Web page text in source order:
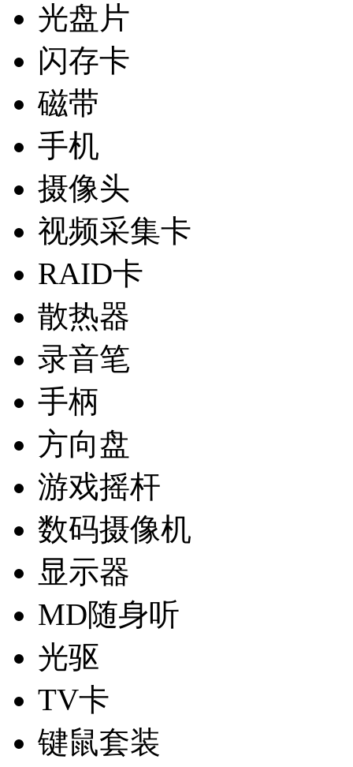
光盘片
闪存卡
磁带
手机
摄像头
视频采集卡
RAID卡
散热器
录音笔
手柄
方向盘
游戏摇杆
数码摄像机
显示器
MD随身听
光驱
TV卡
键鼠套装